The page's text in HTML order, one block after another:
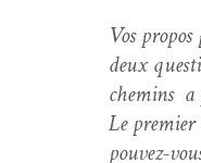
Vos
deux
chemins a
Le pre­mier
pou­vez-